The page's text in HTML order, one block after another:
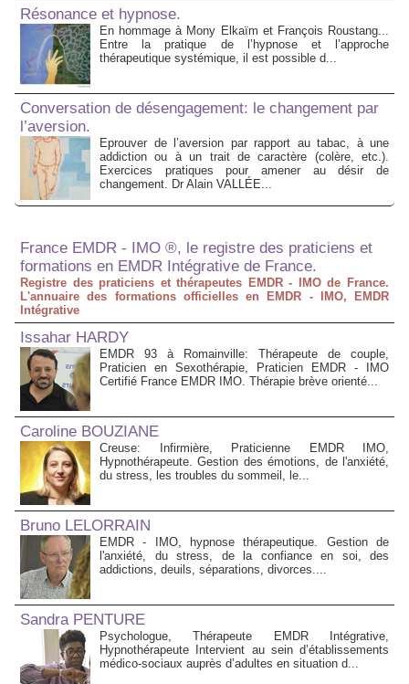
Résonance et hypnose.
En hommage à Mony Elkaïm et François Roustang...
Entre la pratique de l’hypnose et l’approche
thérapeutique systémique, il est possible d...
Conversation de désengagement: le changement par
l’aversion.
Eprouver de l’aversion par rapport au tabac, à une
addiction ou à un trait de caractère (colère, etc.).
Exercices pratiques pour amener au désir de
changement. Dr Alain VALLÉE...
France EMDR - IMO ®, le registre des praticiens et
formations en EMDR Intégrative de France.
Registre des praticiens et thérapeutes EMDR - IMO de France.
L'annuaire des formations officielles en EMDR - IMO, EMDR
Intégrative
Issahar HARDY
EMDR 93 à Romainville: Thérapeute de couple,
Praticien en Sexothérapie, Praticien EMDR - IMO
Certifié France EMDR IMO. Thérapie brève orienté...
Caroline BOUZIANE
Creuse: Infirmière, Praticienne EMDR IMO,
Hypnothérapeute. Gestion des émotions, de l'anxiété,
du stress, les troubles du sommeil, le...
Bruno LELORRAIN
EMDR - IMO, hypnose thérapeutique. Gestion de
l'anxiété, du stress, de la confiance en soi, des
addictions, deuils, séparations, divorces....
Sandra PENTURE
Psychologue, Thérapeute EMDR Intégrative,
Hypnothérapeute Intervient au sein d’établissements
médico‑sociaux auprès d’adultes en situation d...